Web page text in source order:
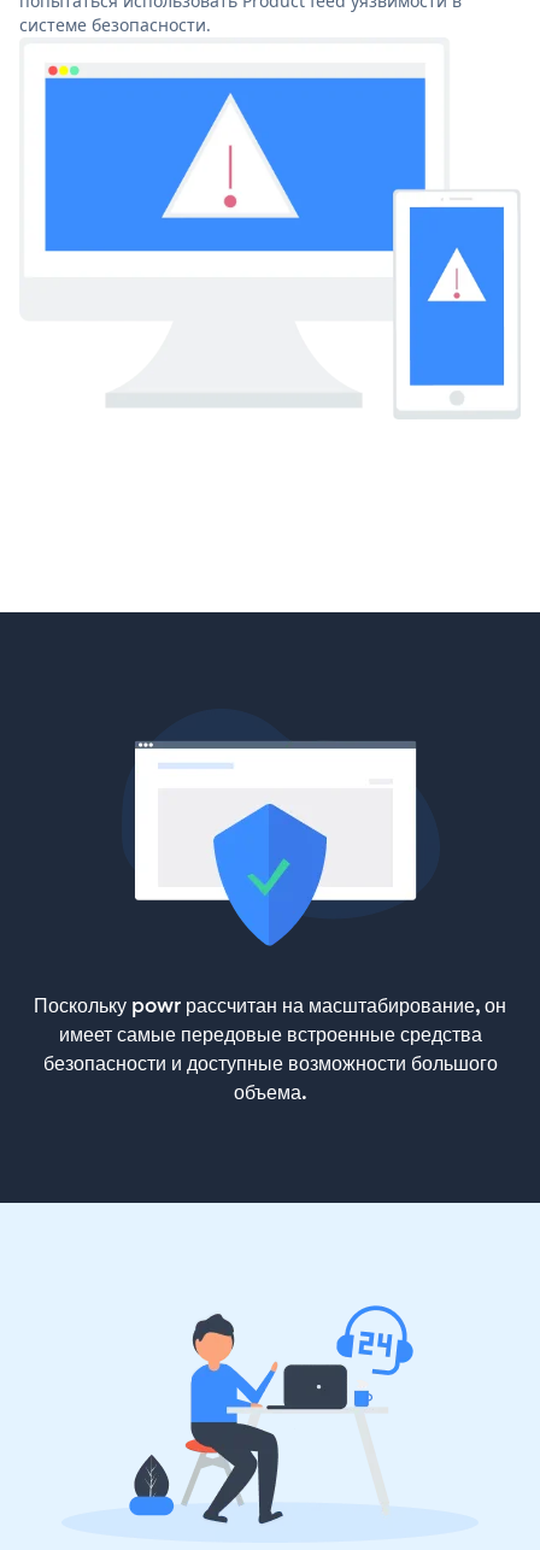
системе безопасности.
Поскольку powr рассчитан на масштабирование, он
имеет самые передовые встроенные средства
безопасности и доступные возможности большого
объема.